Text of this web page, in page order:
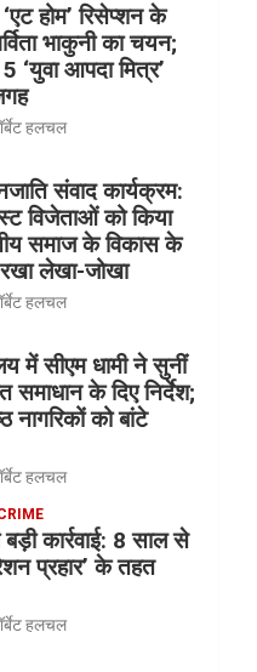
होम’ रिसेप्शन के
भाकुनी का चयन;
आपदा मित्र’
हलचल
संवाद कार्यक्रम:
विजेताओं को किया
समाज के विकास के
लेखा-जोखा
हलचल
में सीएम धामी ने सुनीं
समाधान के दिए निर्देश;
नागरिकों को बांटे
हलचल
कार्रवाई: 8 साल से
प्रहार’ के तहत
हलचल